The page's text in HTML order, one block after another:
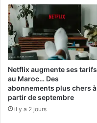
monde
des
garçons
Netflix augmente ses tarifs
au Maroc… Des
abonnements plus chers à
partir de septembre
il y a 2 jours